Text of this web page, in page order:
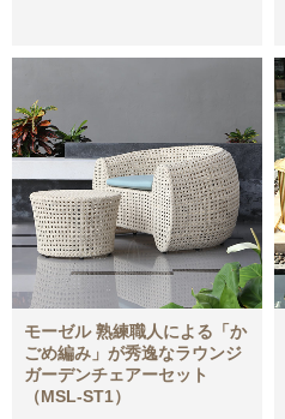
モーゼル 熟練職人による「か
ごめ編み」が秀逸なラウンジ
ガーデンチェアーセット
（MSL-ST1）